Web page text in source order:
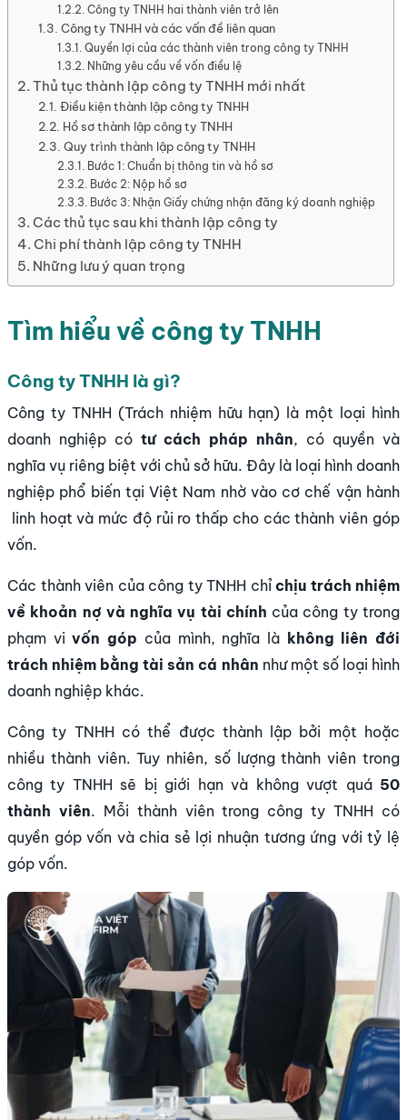
Công ty TNHH hai thành viên trở lên
Công ty TNHH và các vấn đề liên quan
Quyền lợi của các thành viên trong công ty TNHH
Những yêu cầu về vốn điều lệ
Thủ tục thành lập công ty TNHH mới nhất
Điều kiện thành lập công ty TNHH
Hồ sơ thành lập công ty TNHH
Quy trình thành lập công ty TNHH
Bước 1: Chuẩn bị thông tin và hồ sơ
Bước 2: Nộp hồ sơ
Bước 3: Nhận Giấy chứng nhận đăng ký doanh nghiệp
Các thủ tục sau khi thành lập công ty
Chi phí thành lập công ty TNHH
Những lưu ý quan trọng
Tìm hiểu về công ty TNHH
Công ty TNHH là gì?
Công ty TNHH (Trách nhiệm hữu hạn) là một loại hình
doanh nghiệp có tư cách pháp nhân, có quyền và
nghĩa vụ riêng biệt với chủ sở hữu. Đây là loại hình doanh
nghiệp phổ biến tại Việt Nam nhờ vào cơ chế vận hành
linh hoạt và mức độ rủi ro thấp cho các thành viên góp
vốn.
Các thành viên của công ty TNHH chỉ chịu trách nhiệm
về khoản nợ và nghĩa vụ tài chính của công ty trong
phạm vivốn góp của mình, nghĩa là không liên đới
trách nhiệm bằng tài sản cá nhân như một số loại hình
doanh nghiệp khác.
Công ty TNHH có thể được thành lập bởi một hoặc
nhiều thành viên. Tuy nhiên, số lượng thành viên trong
công ty TNHH sẽ bị giới hạn và không vượt quá 50
thành viên. Mỗi thành viên trong công ty TNHH có
quyền góp vốn và chia sẻ lợi nhuận tương ứng với tỷ lệ
góp vốn.